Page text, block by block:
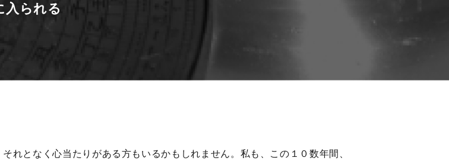
入られる
れとなく心当たりがある方もいるかもしれません。私も、この１０数年間、